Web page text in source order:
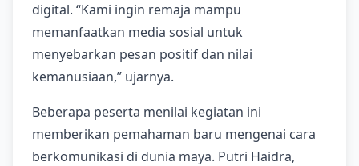
digital. “Kami ingin remaja mampu
memanfaatkan media sosial untuk
menyebarkan pesan positif dan nilai
kemanusiaan,” ujarnya.
Beberapa peserta menilai kegiatan ini
memberikan pemahaman baru mengenai cara
berkomunikasi di dunia maya. Putri Haidra,